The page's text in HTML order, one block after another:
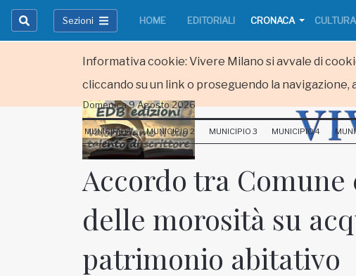
Informativa cookie: Vivere Milano si avvale di
cliccando su un link o proseguendo la navigazione,
Sezioni HOME EDITORIALI CRONACA CULTURA
Inviateci le vostre segnalazioni
Iscriviti alla newsletter
Domenica 9 Agosto 2026
MUNICIPIO 1 MUNICIPIO 2 MUNICIPIO 3 MUNICIPIO 4
Accordo tra
delle morosità su
patrimonio abitativo